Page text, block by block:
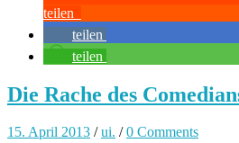
teilen
teilen
teilen
Die Rache des
15. April 2013 /ui. /0 Comments